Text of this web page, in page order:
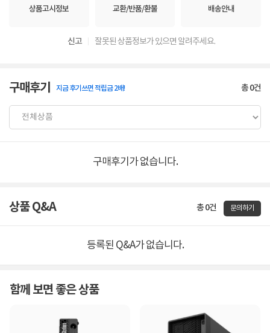
상품고시정보 교환/반품/환불 배송안내
신고 잘못된 상품정보가 있으면 알려주세요.
구매후기 지금 후기쓰면 적립금 2배! 총0건
구매후기가 없습니다.
상품 Q&A 총 0건 문의하기
등록된 Q&A가 없습니다.
함께 보면 좋은 상품